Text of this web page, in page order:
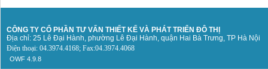
CÔNG TY CỔ PHẦN TƯ VẤN THIẾT KẾ VÀ PHÁT TRIỂN ĐÔ THỊ
Địa chỉ: 25 Lê Đại Hành, phường Lê Đại Hành, quận Hai Bà Trưng, TP Hà Nội
Điện thoại: 04.3974.4168; Fax:04.3974.4068
OWF 4.9.8